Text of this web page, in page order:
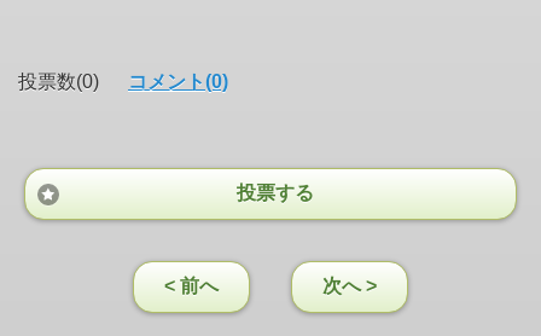
投票数(0) コメント(0)
投票する
< 前へ 次へ >